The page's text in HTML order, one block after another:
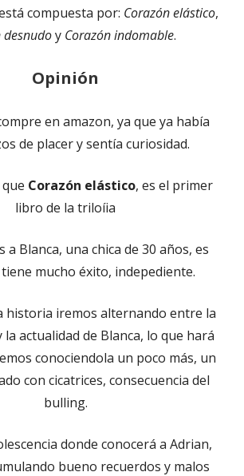
compuesta por: Corazón elástico,
desnudoy Corazón indomable.
Opinión
en amazon, ya que ya había
de placer y sentía curiosidad.
Corazón elástico, es el primer
libro de la triloíia
a Blanca, una chica de 30 años, es
mucho éxito, indepediente.
historia iremos alternando entre la
la actualidad de Blanca, lo que hará
conociendola un poco más, un
con cicatrices, consecuencia del
bulling.
donde conocerá a Adrian,
bueno recuerdos y malos